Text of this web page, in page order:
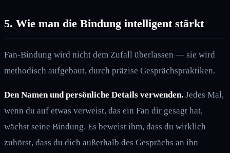
5. Wie man die Bindung intelligent stärkt
Fan-Bindung wird nicht dem Zufall überlassen — sie wird
methodisch aufgebaut, durch präzise Gesprächspraktiken.
Den Namen und persönliche Details verwenden. Jedes Mal,
wenn du auf etwas verweist, das ein Fan dir gesagt hat,
wächst seine Bindung. Es beweist ihm, dass du wirklich
zuhörst, dass du dich außerhalb des Gesprächs an ihn